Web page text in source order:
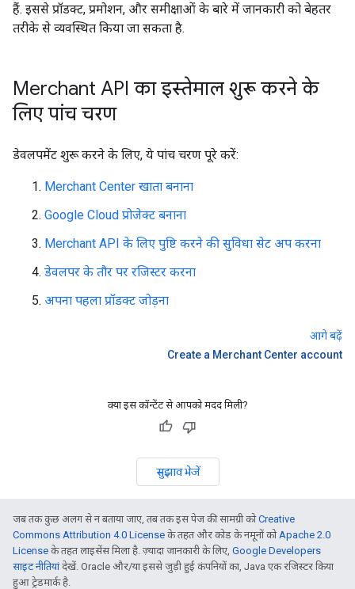
हैं. इससे प्रॉडक्ट, प्रमोशन, और समीक्षाओं के बारे में जानकारी को बेहतर
तरीके से व्यवस्थित किया जा सकता है.
Merchant API का इस्तेमाल शुरू करने के
लिए पांच चरण
डेवलपमेंट शुरू करने के लिए, ये पांच चरण पूरे करें:
Merchant Center खाता बनाना
Google Cloud प्रोजेक्ट बनाना
Merchant API के लिए पुष्टि करने की सुविधा सेट अप करना
डेवलपर के तौर पर रजिस्टर करना
अपना पहला प्रॉडक्ट जोड़ना
आगे बढ़ें
Create a Merchant Center account
क्या इस कॉन्टेंट से आपको मदद मिली?
सुझाव भेजें
जब तक कुछ अलग से न बताया जाए, तब तक इस पेज की सामग्री कोCreative
Commons Attribution 4.0 License के तहत और कोड के नमूनों कोApache 2.0
License के तहत लाइसेंस मिला है. ज़्यादा जानकारी के लिए, Google Developers
साइट नीतियांदेखें. Oracle और/या इससे जुड़ी हुई कंपनियों का, Java एक रजिस्टर किया
हुआ ट्रेडमार्क है.